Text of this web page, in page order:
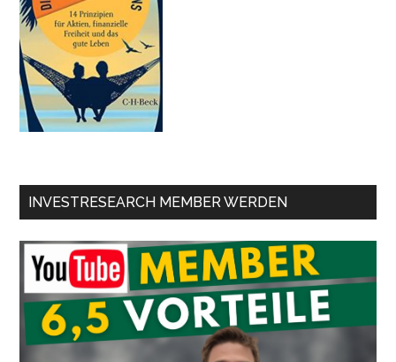
INVESTRESEARCH MEMBER WERDEN